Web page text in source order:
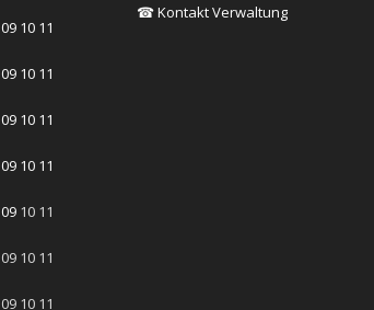
09 10 11
09 10 11
09 10 11
09 10 11
09 10 11
09 10 11
09 10 11
☎ Kontakt Verwaltung